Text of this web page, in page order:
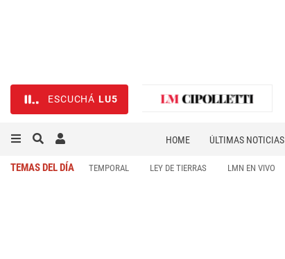
ESCUCHÁ LU5
HOME ÚLTIMAS NOTICIAS
TEMAS DEL DÍA TEMPORAL LEY DE TIERRAS LMN EN VIVO